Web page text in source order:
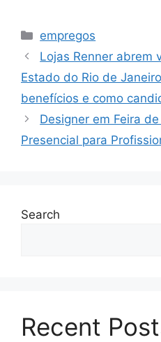
Categories
empregos
Lojas Renner abrem
Estado do Rio de
benefícios e como
Designer em Feira
Presencial para
Search
Recent